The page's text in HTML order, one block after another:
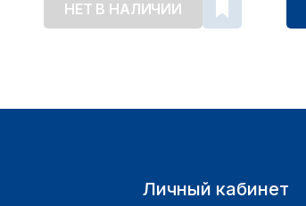
НЕТ В НАЛИЧИИ
Личный кабинет